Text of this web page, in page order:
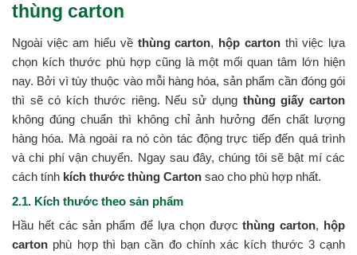
thùng carton
Ngoài việc am hiểu về thùng carton, hộp cartonthì việc lựa
chọn kích thước phù hợp cũng là một mối quan tâm lớn hiện
nay. Bởi vì tùy thuộc vào mỗi hàng hóa, sản phẩm cần đóng gói
thì sẽ có kích thước riêng. Nếu sử dụng thùng giấy carton
không đúng chuẩn thì không chỉ ảnh hưởng đến chất lượng
hàng hóa. Mà ngoài ra nó còn tác động trực tiếp đến quá trình
và chi phí vận chuyển. Ngay sau đây, chúng tôi sẽ bật mí các
cách tính kích thước thùng Carton sao cho phù hợp nhất.
2.1. Kích thước theo sản phẩm
Hầu hết các sản phẩm để lựa chọn đượcthùng carton, hộp
carton phù hợp thì bạn cần đo chính xác kích thước 3 cạnh